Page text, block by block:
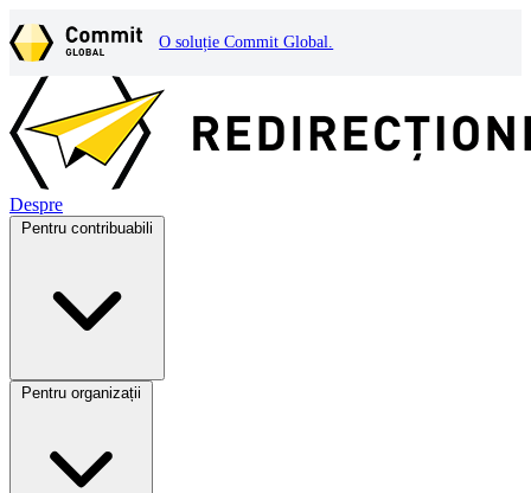
O soluție Commit Global.
Despre
Pentru contribuabili
Pentru organizații